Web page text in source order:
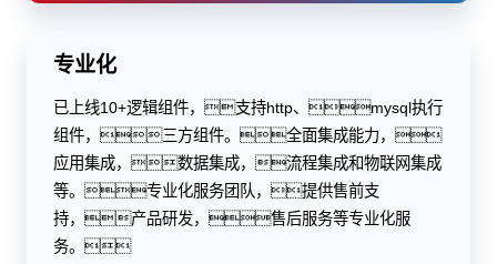
专业化
已上线10+逻辑组件，支持http、mysql执行
组件，三方组件。全面集成能力，
应用集成，数据集成，流程集成和物联网集成
等。专业化服务团队，提供售前支
持，产品研发，售后服务等专业化服
务。